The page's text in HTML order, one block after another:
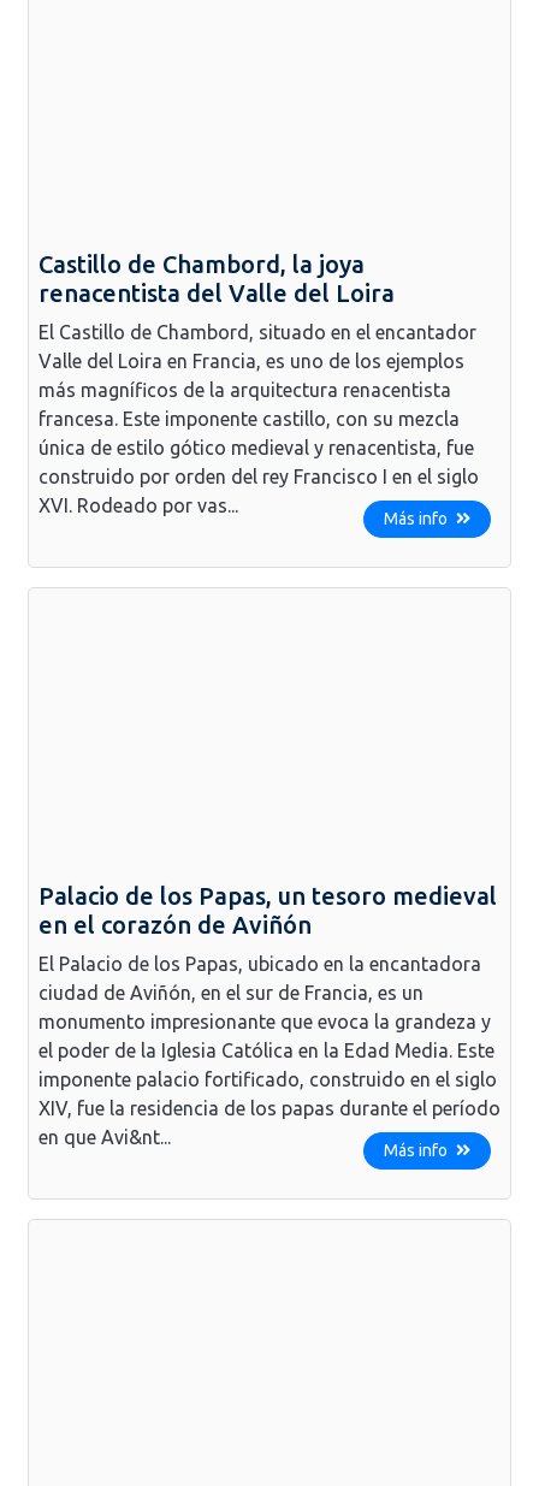
Castillo de Chambord, la joya
renacentista del Valle del Loira
El Castillo de Chambord, situado en el encantador
Valle del Loira en Francia, es uno de los ejemplos
más magníficos de la arquitectura renacentista
francesa. Este imponente castillo, con su mezcla
única de estilo gótico medieval y renacentista, fue
construido por orden del rey Francisco I en el siglo
XVI. Rodeado por vas...
Más info
Palacio de los Papas, un tesoro medieval
en el corazón de Aviñón
El Palacio de los Papas, ubicado en la encantadora
ciudad de Aviñón, en el sur de Francia, es un
monumento impresionante que evoca la grandeza y
el poder de la Iglesia Católica en la Edad Media. Este
imponente palacio fortificado, construido en el siglo
XIV, fue la residencia de los papas durante el período
en que Avi&nt...
Más info